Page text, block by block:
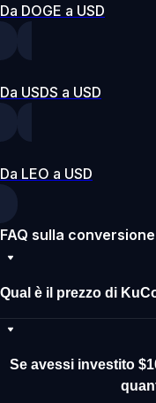
Da DOGE a USD
Da USDS a USD
Da LEO a USD
FAQ sulla
Qual è il prezzo di
Se avessi investito